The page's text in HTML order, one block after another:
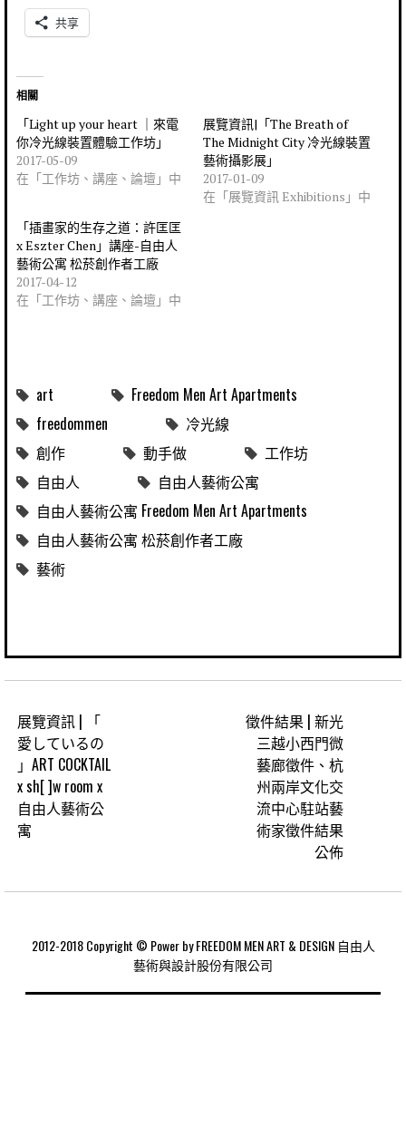
共享
相關
「Light up your heart ｜來電
你冷光線裝置體驗工作坊」
2017-05-09
在「工作坊、講座、論壇」中
展覽資訊|「The Breath of
The Midnight City 冷光線裝置
藝術攝影展」
2017-01-09
在「展覽資訊 Exhibitions」中
「插畫家的生存之道：許匡匡
x Eszter Chen」講座-自由人
藝術公寓 松菸創作者工廠
2017-04-12
在「工作坊、講座、論壇」中
art
Freedom Men Art Apartments
freedommen
冷光線
創作
動手做
工作坊
自由人
自由人藝術公寓
自由人藝術公寓 Freedom Men Art Apartments
自由人藝術公寓 松菸創作者工廠
藝術
展覽資訊 | 「
愛しているの
」ART COCKTAIL
x sh[ ]w room x
自由人藝術公
寓
徵件結果 | 新光
三越小西門微
藝廊徵件、杭
州兩岸文化交
流中心駐站藝
術家徵件結果
公佈
2012-2018 Copyright © Power by FREEDOM MEN ART & DESIGN 自由人
藝術與設計股份有限公司